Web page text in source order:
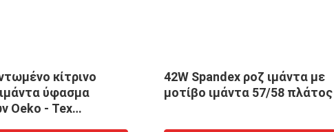
προμηθευτής
κατασκευαστής
200w LED
Υφάσματα από νάιλοϊ
κλωστοϋφαντουργικά ρούχα